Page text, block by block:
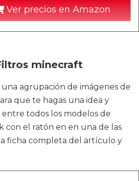
Ver precios en Amazon
minecraft
agrupación de imágenes de
que te hagas una idea y
todos los modelos de
con el ratón en en una de las
ficha completa del artículo y